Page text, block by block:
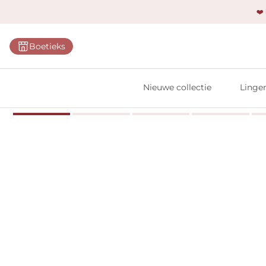
❤️
Boetieks
Nieuwe collectie